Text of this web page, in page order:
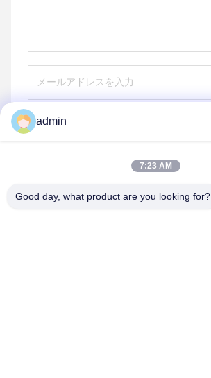
送りなさい
admin
7:23 AM
Good day, what product are you looking for?